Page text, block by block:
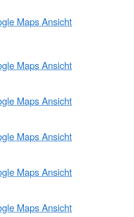
Maps Ansicht
Maps Ansicht
Maps Ansicht
Maps Ansicht
Maps Ansicht
Maps Ansicht